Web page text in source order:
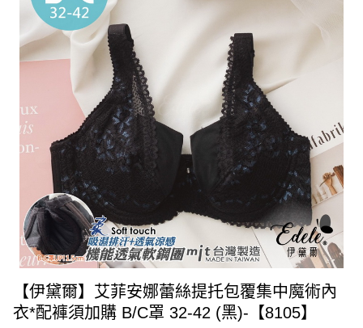
【伊黛爾】艾菲安娜蕾絲提托包覆集中魔術內
衣*配褲須加購 B/C罩 32-42 (黑)-【8105】